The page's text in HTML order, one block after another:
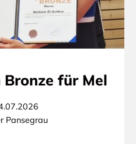
für Mel
Pansegrau